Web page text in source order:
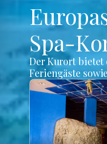
Spa-
Der Kurort bietet
Feriengäste